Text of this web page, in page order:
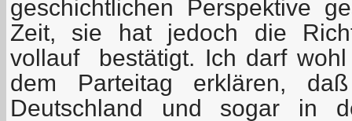
geschichtlichen Perspektive
Zeit, sie hat jedoch die
vollauf bestätigt. Ich darf
dem Parteitag erklären,
Deutschland und sogar in